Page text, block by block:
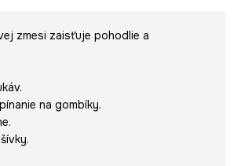
zmesi zaisťuje pohodlie a
na gombíky.